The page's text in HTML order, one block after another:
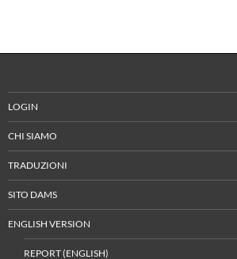
LOGIN
CHI SIAMO
TRADUZIONI
SITO DAMS
ENGLISH VERSION
REPORT (ENGLISH)